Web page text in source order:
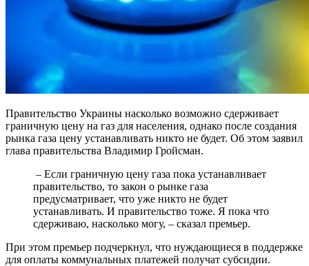
Правительство Украины насколько возможно сдерживает
граничную цену на газ для населения, однако после создания
рынка газа цену устанавливать никто не будет. Об этом заявил
глава правительства Владимир Гройсман.
– Если граничную цену газа пока устанавливает
правительство, то закон о рынке газа
предусматривает, что уже никто не будет
устанавливать. И правительство тоже. Я пока что
сдерживаю, насколько могу, – сказал премьер.
При этом премьер подчеркнул, что нуждающиеся в поддержке
для оплаты коммунальных платежей получат субсидии.